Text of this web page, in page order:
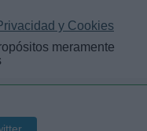
y Cookies
meramente